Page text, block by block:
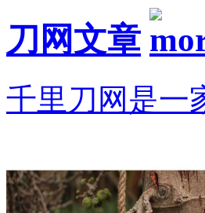
刀网文章
千里刀网是一